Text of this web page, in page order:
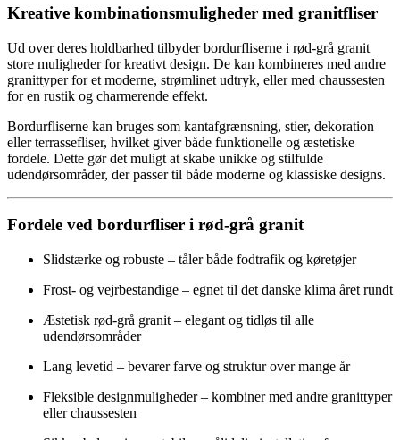
Kreative kombinationsmuligheder med granitfliser
Ud over deres holdbarhed tilbyder bordurfliserne i rød-grå granit
store muligheder for kreativt design. De kan kombineres med andre
granittyper for et moderne, strømlinet udtryk, eller med chaussesten
for en rustik og charmerende effekt.
Bordurfliserne kan bruges som kantafgrænsning, stier, dekoration
eller terrassefliser, hvilket giver både funktionelle og æstetiske
fordele. Dette gør det muligt at skabe unikke og stilfulde
udendørsområder, der passer til både moderne og klassiske designs.
Fordele ved bordurfliser i rød-grå granit
Slidstærke og robuste – tåler både fodtrafik og køretøjer
Frost- og vejrbestandige – egnet til det danske klima året rundt
Æstetisk rød-grå granit – elegant og tidløs til alle
udendørsområder
Lang levetid – bevarer farve og struktur over mange år
Fleksible designmuligheder – kombiner med andre granittyper
eller chaussesten